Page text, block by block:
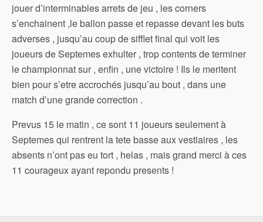
jouer d’interminables arrets de jeu , les corners
s’enchainent ,le ballon passe et repasse devant les buts
adverses , jusqu’au coup de sifflet final qui voit les
joueurs de Septemes exhulter , trop contents de terminer
le championnat sur , enfin , une victoire ! Ils le meritent
bien pour s’etre accrochés jusqu’au bout , dans une
match d’une grande correction .
Prevus 15 le matin , ce sont 11 joueurs seulement à
Septemes qui rentrent la tete basse aux vestiaires , les
absents n’ont pas eu tort , helas , mais grand merci à ces
11 courageux ayant repondu presents !